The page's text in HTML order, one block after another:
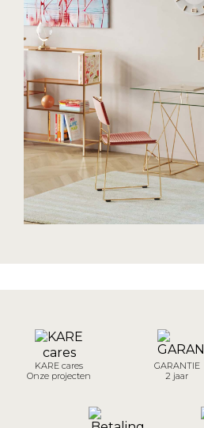
KARE cares
Onze projecten
GARANTIE
2 jaar